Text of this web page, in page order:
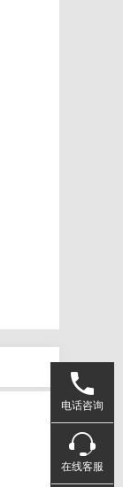
电话咨询
在线客服